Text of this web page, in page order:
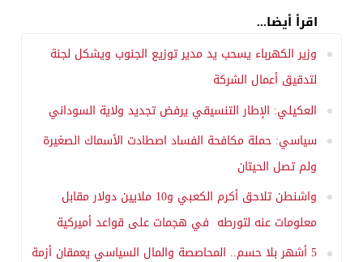
اقرأ أيضا...
وزير الكهرباء يسحب يد مدير توزيع الجنوب ويشكل لجنة
لتدقيق أعمال الشركة
العكيلي: الإطار التنسيقي يرفض تجديد ولاية السوداني
سياسي: حملة مكافحة الفساد اصطادت الأسماك الصغيرة
ولم تصل الحيتان
واشنطن تلاحق أكرم الكعبي و10 ملايين دولار مقابل
معلومات عنه لتورطه في هجمات على قواعد أميركية
5 أشهر بلا حسم.. المحاصصة والمال السياسي يعمقان أزمة